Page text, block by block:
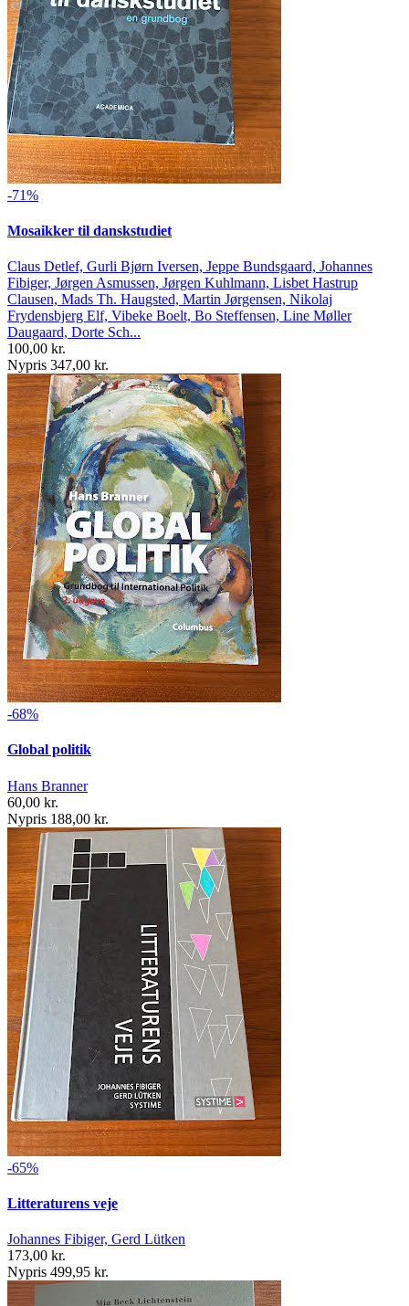
-71%
Mosaikker til danskstudiet
Claus Detlef, Gurli Bjørn Iversen, Jeppe Bundsgaard, Johannes
Fibiger, Jørgen Asmussen, Jørgen Kuhlmann, Lisbet Hastrup
Clausen, Mads Th. Haugsted, Martin Jørgensen, Nikolaj
Frydensbjerg Elf, Vibeke Boelt, Bo Steffensen, Line Møller
Daugaard, Dorte Sch...
100,00 kr.
Nypris 347,00 kr.
-68%
Global politik
Hans Branner
60,00 kr.
Nypris 188,00 kr.
-65%
Litteraturens veje
Johannes Fibiger, Gerd Lütken
173,00 kr.
Nypris 499,95 kr.